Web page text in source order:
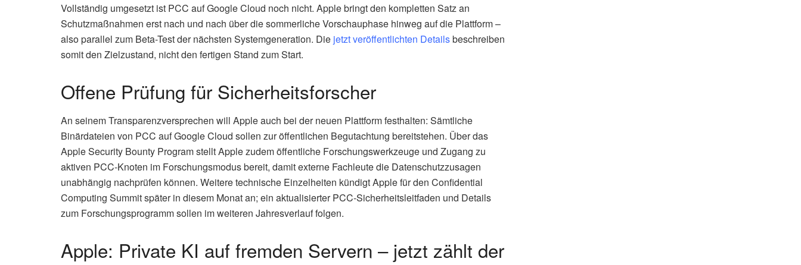
Vollständig umgesetzt ist PCC auf Google Cloud noch nicht. Apple bringt den kompletten Satz an
Schutzmaßnahmen erst nach und nach über die sommerliche Vorschauphase hinweg auf die Plattform –
also parallel zum Beta-Test der nächsten Systemgeneration. Die jetzt veröffentlichten Detailsbeschreiben
somit den Zielzustand, nicht den fertigen Stand zum Start.
Offene Prüfung für Sicherheitsforscher
An seinem Transparenzversprechen will Apple auch bei der neuen Plattform festhalten: Sämtliche
Binärdateien von PCC auf Google Cloud sollen zur öffentlichen Begutachtung bereitstehen. Über das
Apple Security Bounty Program stellt Apple zudem öffentliche Forschungswerkzeuge und Zugang zu
aktiven PCC-Knoten im Forschungsmodus bereit, damit externe Fachleute die Datenschutzzusagen
unabhängig nachprüfen können. Weitere technische Einzelheiten kündigt Apple für den Confidential
Computing Summit später in diesem Monat an; ein aktualisierter PCC-Sicherheitsleitfaden und Details
zum Forschungsprogramm sollen im weiteren Jahresverlauf folgen.
Apple: Private KI auf fremden Servern – jetzt zählt der